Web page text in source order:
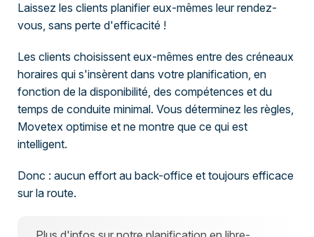
Laissez les clients planifier eux-mêmes leur rendez-
vous, sans perte d'efficacité !
Les clients choisissent eux-mêmes entre des créneaux
horaires qui s'insèrent dans votre planification, en
fonction de la disponibilité, des compétences et du
temps de conduite minimal. Vous déterminez les règles,
Movetex optimise et ne montre que ce qui est
intelligent.
Donc : aucun effort au back-office et toujours efficace
sur la route.